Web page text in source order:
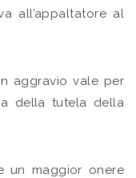
all’appaltatore al
aggravio vale per
della tutela della
un maggior onere